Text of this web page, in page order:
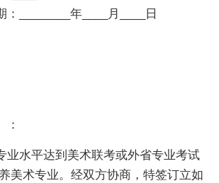
：________年____月____日
：
业水平达到美术联考或外省专业考试
美术专业。经双方协商，特签订立如